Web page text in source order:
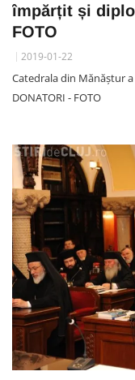
împărțit și
FOTO
2019-01-22
Catedrala din Mănăștur
DONATORI - FOTO